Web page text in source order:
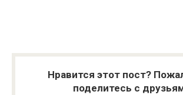
Нравится этот пост?
поделитесь с